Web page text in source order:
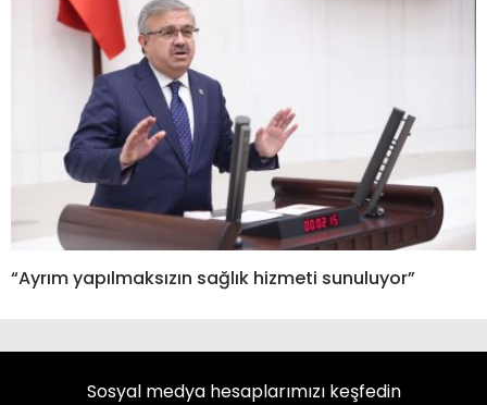
“Ayrım yapılmaksızın sağlık hizmeti sunuluyor”
Sosyal medya hesaplarımızı keşfedin